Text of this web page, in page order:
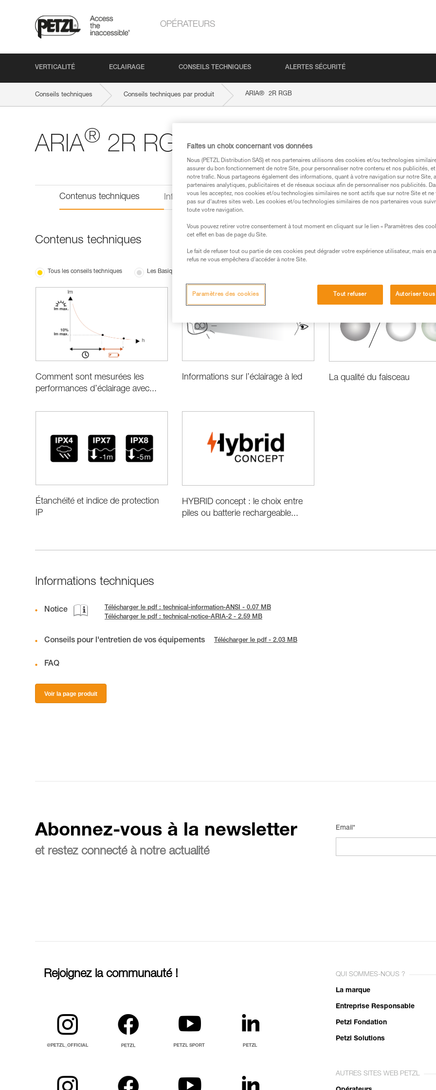
OPÉRATEURS
VERTICALITÉ ECLAIRAGE CONSEILS TECHNIQUES ALERTES SÉCURITÉ
Conseils techniques Conseils techniques par produit ARIA® 2R RGB
ARIA® 2R RGB
Contenus techniques Informations techniques
Contenus techniques
Tous les conseils techniques Les Basiques
Comment sont mesurées les
performances d’éclairage avec...
Informations sur l’éclairage à led La qualité du faisceau
Étanchéité et indice de protection
IP
HYBRID concept : le choix entre
piles ou batterie rechargeable...
Informations techniques
Notice
Télécharger le pdf : technical-information-ANSI - 0.07 MB
Télécharger le pdf : technical-notice-ARIA-2 - 2.59 MB
Conseils pour l'entretien de vos équipements Télécharger le pdf - 2.03 MB
FAQ
Voir la page produit
Abonnez-vous à la newsletter
et restez connecté à notre actualité
Email*
Rejoignez la communauté ! QUI SOMMES-NOUS ?
La marque
Entreprise Responsable
Petzl Fondation
Petzl Solutions
AUTRES SITES WEB PETZL
Faites un choix concernant vos données
Nous (PETZL Distribution SAS) et nos partenaires utilisons des cookies et/ou technologies
assurer du bon fonctionnement de notre Site, pour personnaliser notre contenu et nos publicités,
notre trafic. Nous partageons également des informations, quant à votre navigation sur notre Site,
partenaires analytiques, publicitaires et de réseaux sociaux afin de personnaliser nos publicités.
vous les acceptez, nos cookies et/ou technologies similaires ne sont actifs que sur notre Site et ne
pas sur d’autres sites web. Les cookies et/ou technologies similaires de nos partenaires vous
toute votre navigation.
Vous pouvez retirer votre consentement à tout moment en cliquant sur le lien « Paramètres des
cet effet en bas de page du Site.
Le fait de refuser tout ou partie de ces cookies peut dégrader votre expérience utilisateur, mais en
refus ne vous empêchera d’accéder à notre Site.
Tout refuser Autoriser
Paramètres des cookies